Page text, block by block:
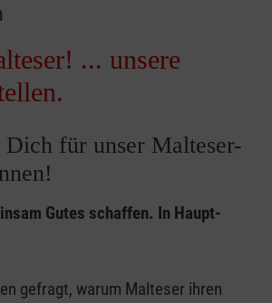
... unsere
für unser Malteser-
Gutes schaffen. In Haupt-
gefragt, warum Malteser ihren